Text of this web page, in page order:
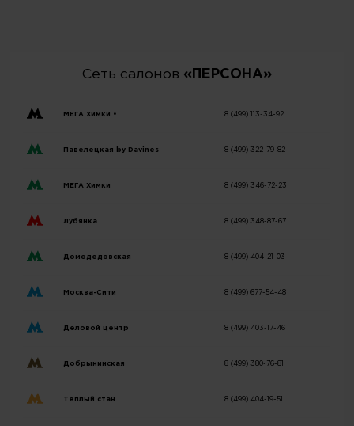
Сеть салонов «ПЕРСОНА»
МЕГА Химки • 8 (499) 113-34-92
Павелецкая by Davines 8 (499) 322-79-82
МЕГА Химки 8 (499) 346-72-23
Лубянка 8 (499) 348-87-67
Домодедовская 8 (499) 404-21-03
Москва-Сити 8 (499) 677-54-48
Деловой центр 8 (499) 403-17-46
Добрынинская 8 (499) 380-76-81
Теплый стан 8 (499) 404-19-51